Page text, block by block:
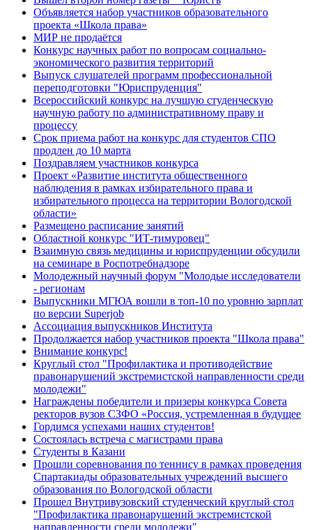
Объявляется набор участников образовательного
проекта «Школа права»
МИР не продаётся
Конкурс научных работ по вопросам социально-
экономического развития территорий
Выпуск слушателей программ профессиональной
переподготовки "Юриспруденция"
Всероссийский конкурс на лучшую студенческую
научную работу по административному праву и
процессу
Срок приема работ на конкурс для студентов СПО
продлен до 10 марта
Поздравляем участников конкурса
Проект «Развитие института общественного
наблюдения в рамках избирательного права и
избирательного процесса на территории Вологодской
области»
Размещено расписание занятий
Областной конкурс "ИТ-тимуровец"
Взаимную связь медицины и юриспруденции обсудили
на семинаре в Роспотребнадзоре
Молодежный научный форум "Молодые исследователи
- регионам
Выпускники МГЮА вошли в топ-10 по уровню зарплат
по версии Superjob
Ассоциация выпускников Института
Продолжается набор участников проекта "Школа права"
Внимание конкурс!
Круглый стол "Профилактика и противодействие
правонарушений экстремистской направленности среди
молодежи"
Награждены победители и призеры конкурса Совета
ректоров вузов СЗФО «Россия, устремленная в будущее
Гордимся успехами наших студентов!
Состоялась встреча с магистрами права
Студенты в Казани
Прошли соревнования по теннису в рамках проведения
Спартакиады образовательных учреждений высшего
образования по Вологодской области
Прошел Внутривузовский студенческий круглый стол
"Профилактика правонарушений экстремистской
направленности среди молодежи"